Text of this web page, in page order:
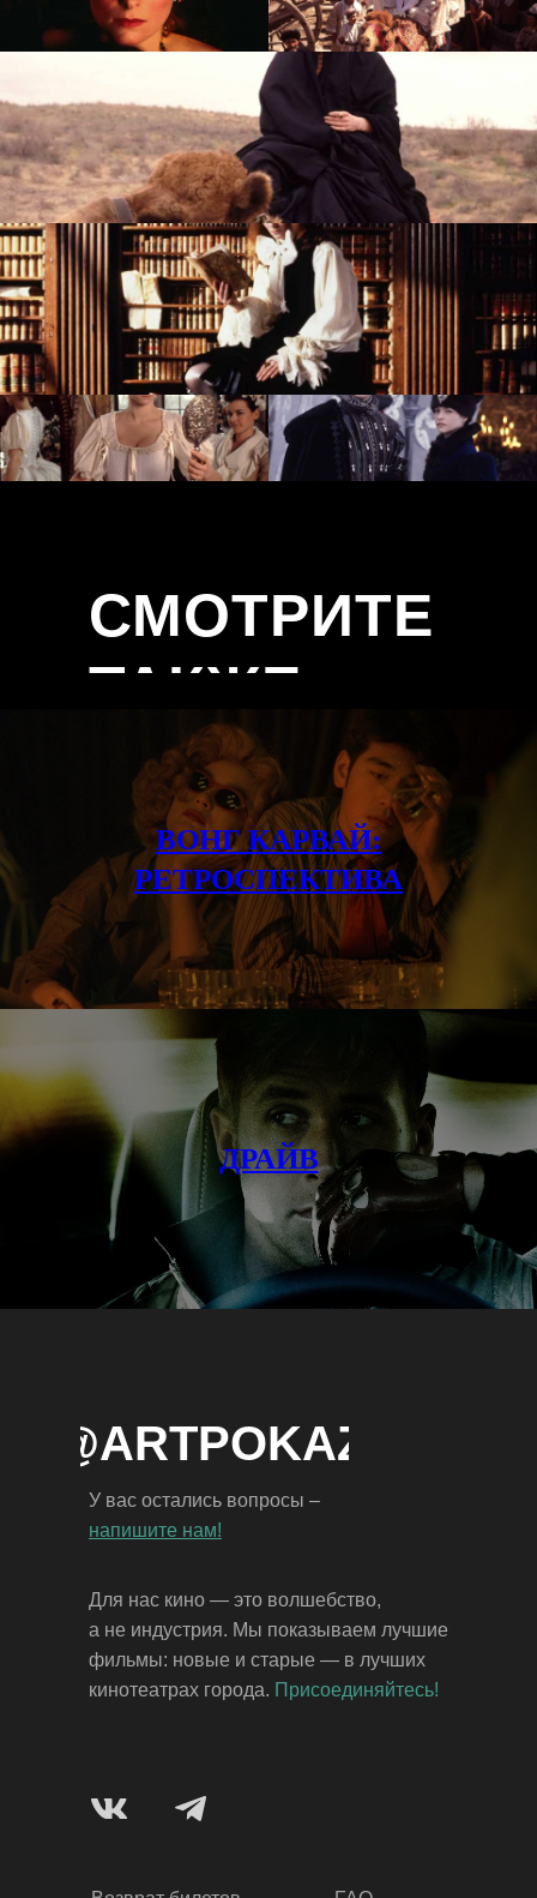
СМОТРИТЕ
ТАКЖЕ
ВОНГ КАРВАЙ:
РЕТРОСПЕКТИВА
ДРАЙВ
Для нас кино — это волшебство,
а не индустрия. Мы показываем лучшие
фильмы: новые и старые — в лучших
кинотеатрах города. Присоединяйтесь!
У вас остались вопросы –
напишите нам!